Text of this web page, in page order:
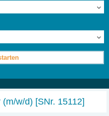
(m/w/d) [SNr. 15112]